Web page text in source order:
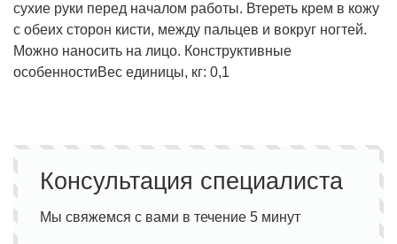
сухие руки перед началом работы. Втереть крем в кожу
с обеих сторон кисти, между пальцев и вокруг ногтей.
Можно наносить на лицо. Конструктивные
особенностиВес единицы, кг: 0,1
Консультация специалиста
Мы свяжемся с вами в течение 5 минут